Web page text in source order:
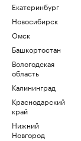
Екатеринбург
Новосибирск
Омск
Башкортостан
Вологодская
область
Калининград
Краснодарский
край
Нижний
Новгород